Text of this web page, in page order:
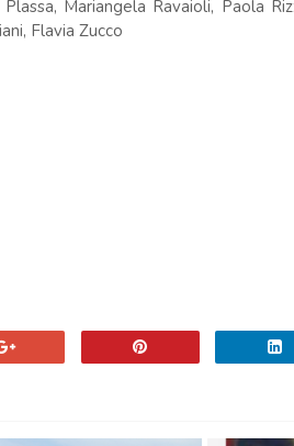
Mariangela Ravaioli, Paola
Flavia Zucco